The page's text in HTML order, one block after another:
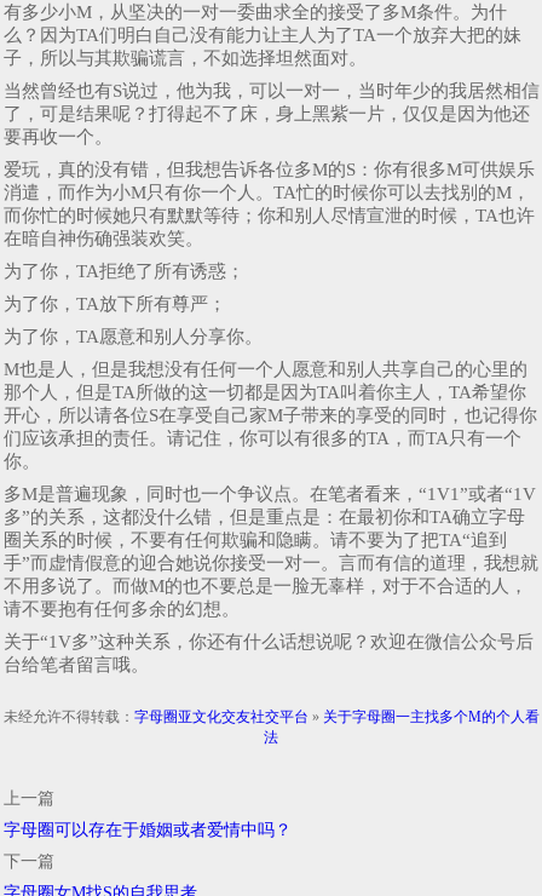
有多少小M，从坚决的一对一委曲求全的接受了多M条件。为什
么？因为TA们明白自己没有能力让主人为了TA一个放弃大把的妹
子，所以与其欺骗谎言，不如选择坦然面对。
当然曾经也有S说过，他为我，可以一对一，当时年少的我居然相信
了，可是结果呢？打得起不了床，身上黑紫一片，仅仅是因为他还
要再收一个。
爱玩，真的没有错，但我想告诉各位多M的S：你有很多M可供娱乐
消遣，而作为小M只有你一个人。TA忙的时候你可以去找别的M，
而你忙的时候她只有默默等待；你和别人尽情宣泄的时候，TA也许
在暗自神伤确强装欢笑。
为了你，TA拒绝了所有诱惑；
为了你，TA放下所有尊严；
为了你，TA愿意和别人分享你。
M也是人，但是我想没有任何一个人愿意和别人共享自己的心里的
那个人，但是TA所做的这一切都是因为TA叫着你主人，TA希望你
开心，所以请各位S在享受自己家M子带来的享受的同时，也记得你
们应该承担的责任。请记住，你可以有很多的TA，而TA只有一个
你。
多M是普遍现象，同时也一个争议点。在笔者看来，“1V1”或者“1V
多”的关系，这都没什么错，但是重点是：在最初你和TA确立字母
圈关系的时候，不要有任何欺骗和隐瞒。请不要为了把TA“追到
手”而虚情假意的迎合她说你接受一对一。言而有信的道理，我想就
不用多说了。而做M的也不要总是一脸无辜样，对于不合适的人，
请不要抱有任何多余的幻想。
关于“1V多”这种关系，你还有什么话想说呢？欢迎在微信公众号后
台给笔者留言哦。
未经允许不得转载： 字母圈亚文化交友社交平台 » 关于字母圈一主找多个M的个人看
法
上一篇
字母圈可以存在于婚姻或者爱情中吗？
下一篇